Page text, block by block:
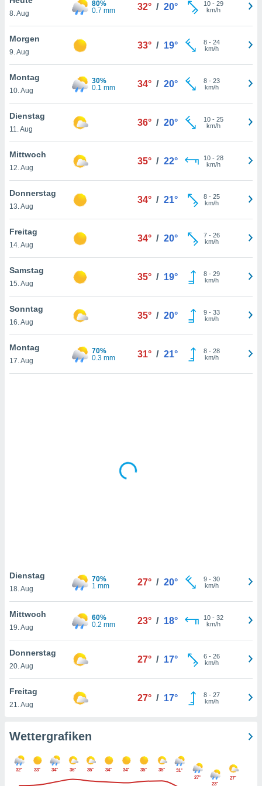
oder
Partner
es uns
das
der
Profil zu
Ihnen
finden
. Sie
jederzeit
Rand
können
von
und
klicken.
und
8. Aug
80%
0.7 mm
32° / 20° 10- 29
km/h
Morgen
9. Aug
33° / 19° 8- 24
km/h
Montag
10. Aug
30%
0.1 mm
34° / 20° 8- 23
km/h
Dienstag
11. Aug
36° / 20° 10- 25
km/h
Mittwoch
12. Aug
35° / 22° 10- 28
km/h
Donnerstag
13. Aug
34° / 21° 8- 25
km/h
Freitag
14. Aug
34° / 20° 7- 26
km/h
Samstag
15. Aug
35° / 19° 8- 29
km/h
Sonntag
16. Aug
35° / 20° 9- 33
km/h
Montag
17. Aug
70%
0.3 mm
31° / 21° 8- 28
km/h
Dienstag
18. Aug
70%
1 mm
27° / 20° 9- 30
km/h
Mittwoch
19. Aug
60%
0.2 mm
23° / 18° 10- 32
km/h
Donnerstag
20. Aug
27° / 17° 6- 26
km/h
Freitag
21. Aug
27° / 17° 8- 27
km/h
Wettergrafiken
32° 33° 34° 36° 35° 34° 34° 35° 35°
31°
27°
23°
27°